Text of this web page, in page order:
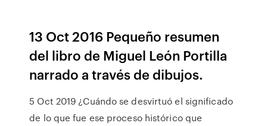
13 Oct 2016 Pequeño resumen
del libro de Miguel León Portilla
narrado a través de dibujos.
5 Oct 2019 ¿Cuándo se desvirtuó el significado
de lo que fue ese proceso histórico que